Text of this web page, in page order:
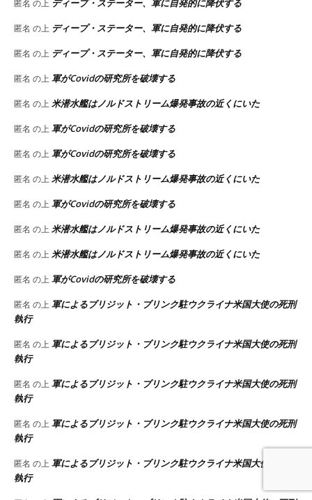
匿名 の上 ディープ・ステーター、軍に自発的に降伏する
匿名 の上 ディープ・ステーター、軍に自発的に降伏する
匿名 の上 ディープ・ステーター、軍に自発的に降伏する
匿名 の上 軍がCovidの研究所を破壊する
匿名 の上 米潜水艦はノルドストリーム爆発事故の近くにいた
匿名 の上 軍がCovidの研究所を破壊する
匿名 の上 軍がCovidの研究所を破壊する
匿名 の上 米潜水艦はノルドストリーム爆発事故の近くにいた
匿名 の上 軍がCovidの研究所を破壊する
匿名 の上 米潜水艦はノルドストリーム爆発事故の近くにいた
匿名 の上 米潜水艦はノルドストリーム爆発事故の近くにいた
匿名 の上 軍がCovidの研究所を破壊する
匿名 の上 軍によるブリジット・ブリンク駐ウクライナ米国大使の死刑
執行
匿名 の上 軍によるブリジット・ブリンク駐ウクライナ米国大使の死刑
執行
匿名 の上 軍によるブリジット・ブリンク駐ウクライナ米国大使の死刑
執行
匿名 の上 軍によるブリジット・ブリンク駐ウクライナ米国大使の死刑
執行
匿名 の上 軍によるブリジット・ブリンク駐ウクライナ米国大使の死刑
執行